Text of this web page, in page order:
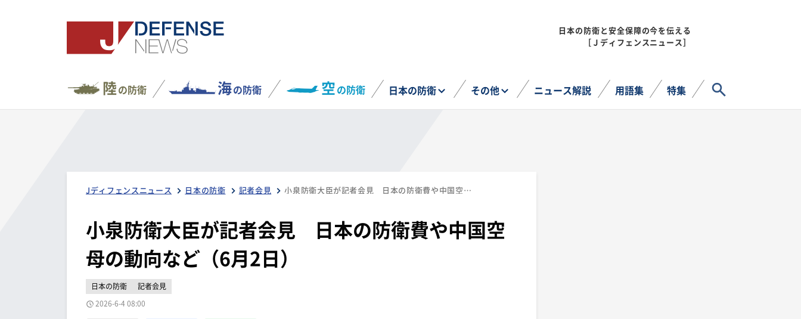
日本の防衛と安全保障の今を伝える
［Ｊディフェンスニュース］
陸の防衛 海の防衛 空の防衛 日本の防衛 その他 ニュース解説 用語集 特集
Jディフェンスニュース 日本の防衛 記者会見 小泉防衛大臣が記者会見 日本の防衛費や中国空母の動向など（6月2日）
小泉防衛大臣が記者会見 日本の防衛費や中国空
母の動向など（6月2日）
日本の防衛
記者会見
2026-6-4 08:00